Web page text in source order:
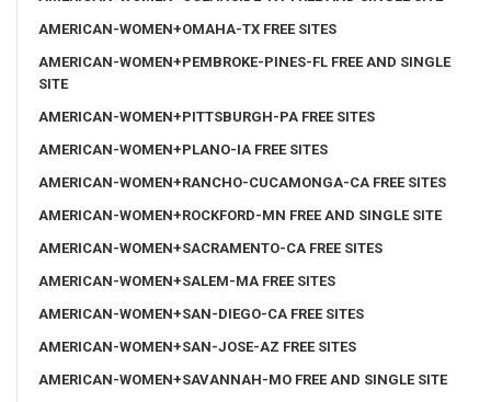
AMERICAN-WOMEN+OMAHA-TX FREE SITES
AMERICAN-WOMEN+PEMBROKE-PINES-FL FREE AND SINGLE
SITE
AMERICAN-WOMEN+PITTSBURGH-PA FREE SITES
AMERICAN-WOMEN+PLANO-IA FREE SITES
AMERICAN-WOMEN+RANCHO-CUCAMONGA-CA FREE SITES
AMERICAN-WOMEN+ROCKFORD-MN FREE AND SINGLE SITE
AMERICAN-WOMEN+SACRAMENTO-CA FREE SITES
AMERICAN-WOMEN+SALEM-MA FREE SITES
AMERICAN-WOMEN+SAN-DIEGO-CA FREE SITES
AMERICAN-WOMEN+SAN-JOSE-AZ FREE SITES
AMERICAN-WOMEN+SAVANNAH-MO FREE AND SINGLE SITE